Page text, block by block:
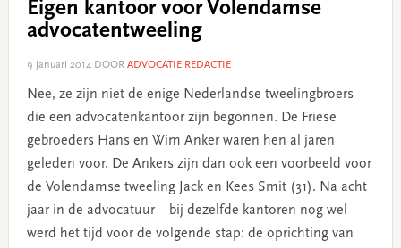
Eigen kantoor voor Volendamse
advocatentweeling
9 januari 2014DOOR ADVOCATIE REDACTIE
Nee, ze zijn niet de enige Nederlandse tweelingbroers
die een advocatenkantoor zijn begonnen. De Friese
gebroeders Hans en Wim Anker waren hen al jaren
geleden voor. De Ankers zijn dan ook een voorbeeld voor
de Volendamse tweeling Jack en Kees Smit (31). Na acht
jaar in de advocatuur – bij dezelfde kantoren nog wel –
werd het tijd voor de volgende stap: de oprichting van